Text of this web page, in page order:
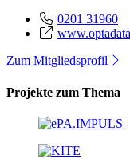
0201 31960
Zum Mitgliedsprofil
Projekte zum Thema